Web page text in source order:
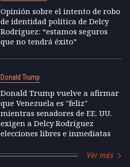
Opinión sobre el intento de robo
de identidad política de Delcy
Rodríguez: “estamos seguros
que no tendrá éxito”
Donald Trump
Donald Trump vuelve a afirmar
que Venezuela es "feliz"
mientras senadores de EE. UU.
exigen a Delcy Rodríguez
elecciones libres e inmediatas
Ver más